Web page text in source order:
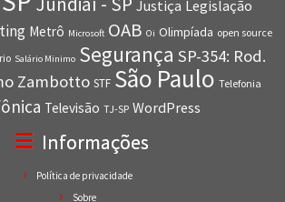
Justiça Legislação
Metrô Microsoft OAB Oi Olimpíada open source
Salário Minimo Segurança SP-354: Rod.
Zambotto STF São Paulo Telefonia
Televisão TJ-SP WordPress
Informações
Política de privacidade
Sobre